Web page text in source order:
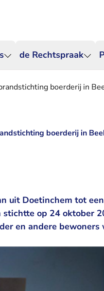
de Rechtspraak
boerderij in
boerderij in
uit Doetinchem tot
op 24 oktober
en andere